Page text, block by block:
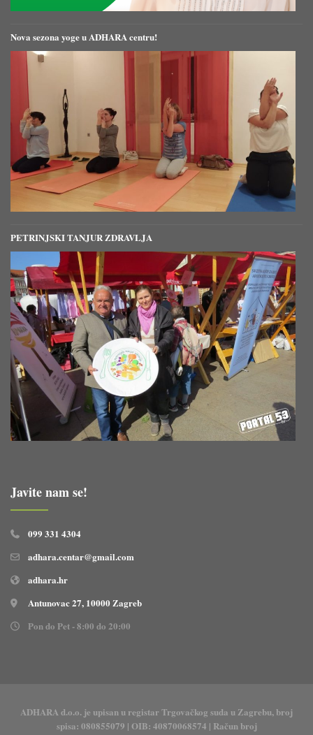
Nova sezona yoge u ADHARA centru!
PETRINJSKI TANJUR ZDRAVLJA
Javite nam se!
099 331 4304
adhara.centar@gmail.com
adhara.hr
Antunovac 27, 10000 Zagreb
Pon do Pet - 8:00 do 20:00
ADHARA d.o.o. je upisan u registar Trgovačkog suda u Zagrebu, broj
spisa: 080855079 | OIB: 40870068574 | Račun broj